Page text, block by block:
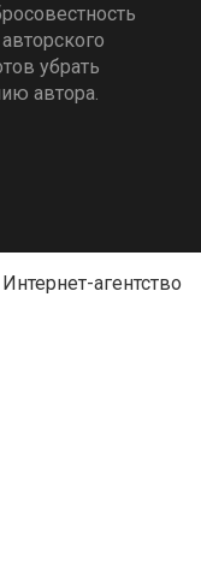
убрать
автора.
агентство